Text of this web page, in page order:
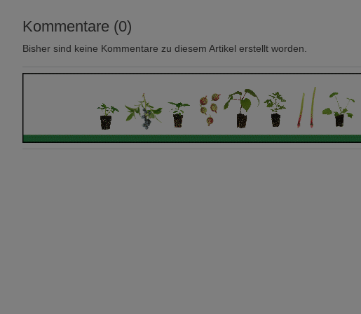
Kommentare (0)
Bisher sind keine Kommentare zu diesem Artikel erstellt worden.